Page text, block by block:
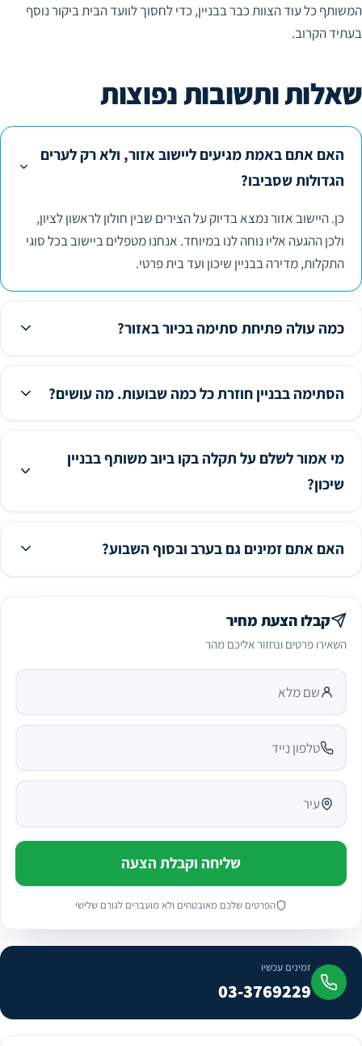
המשותף כל עוד הצוות כבר בבניין, כדי לחסוך לוועד הבית ביקור נוסף
בעתיד הקרוב.
שאלות ותשובות נפוצות
האם אתם באמת מגיעים ליישוב אזור, ולא רק לערים
הגדולות שסביבו?
כן. היישוב אזור נמצא בדיוק על הצירים שבין חולון לראשון לציון,
ולכן ההגעה אליו נוחה לנו במיוחד. אנחנו מטפלים ביישוב בכל סוגי
התקלות, מדירה בבניין שיכון ועד בית פרטי.
כמה עולה פתיחת סתימה בכיור באזור?
הסתימה בבניין חוזרת כל כמה שבועות. מה עושים?
מי אמור לשלם על תקלה בקו ביוב משותף בבניין
שיכון?
האם אתם זמינים גם בערב ובסוף השבוע?
קבלו הצעת מחיר
השאירו פרטים ונחזור אליכם מהר
שליחה וקבלת הצעה
הפרטים שלכם מאובטחים ולא מועברים לגורם שלישי
זמינים עכשיו
03-3769229